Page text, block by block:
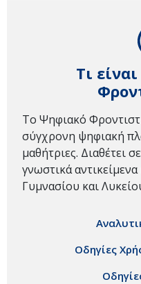
Τι
Το Ψηφιακό
σύγχρονη ψηφιακή
μαθήτριες. Διαθέτει
γνωστικά
Γυμνασίου και
Οδηγίες